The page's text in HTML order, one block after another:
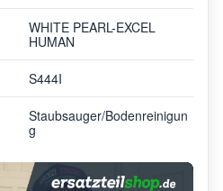
WHITE PEARL-EXCEL
HUMAN
S444I
Staubsauger/Bodenreinigun
g